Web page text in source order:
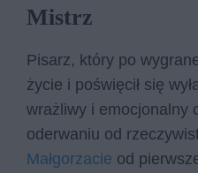
Mistrz
Pisarz, który po
życie i poświęcił się
wrażliwy i emocjonalny
oderwaniu od
Małgorzacie od